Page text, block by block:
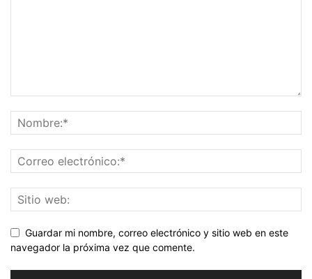
Guardar mi nombre, correo electrónico y sitio web en este
navegador la próxima vez que comente.